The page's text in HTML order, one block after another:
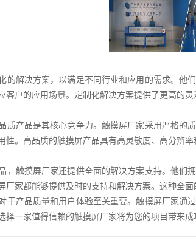
的解决方案，以满足不同行业和应用的需求。他
客户的应用场景。定制化解决方案提供了更高的
质产品是其核心竞争力。触摸屏厂家采用严格的
性。高品质的触摸屏产品具有高灵敏度、高分辨
，触摸屏厂家还提供全面的解决方案支持。他
厂家都能够提供及时的支持和解决方案。这种全
于产品质量和用户体验至关重要。触摸屏厂家通
一家值得信赖的触摸屏厂家将为您的项目带来成